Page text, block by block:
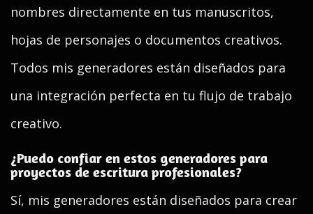
nombres directamente en tus manuscritos,
hojas de personajes o documentos creativos.
Todos mis generadores están diseñados para
una integración perfecta en tu flujo de trabajo
creativo.
¿Puedo confiar en estos generadores para
proyectos de escritura profesionales?
Sí, mis generadores están diseñados para crear